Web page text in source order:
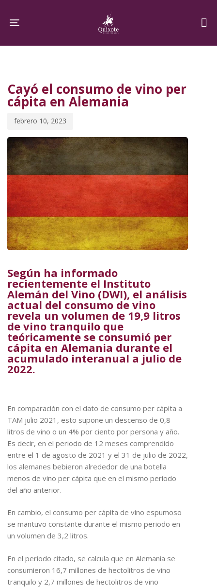
links
content
Toggle navigation
Cayó el consumo de vino per
cápita en Alemania
febrero 10, 2023
Según ha informado
recientemente el Instituto
Alemán del Vino (DWI), el análisis
actual del consumo de vino
revela un volumen de 19,9 litros
de vino tranquilo que
teóricamente se consumió per
cápita en Alemania durante el
acumulado interanual a julio de
2022.
En comparación con el dato de consumo per cápita a
TAM julio 2021, esto supone un descenso de 0,8
litros de vino o un 4% por ciento por persona y año.
Es decir, en el periodo de 12 meses comprendido
entre el 1 de agosto de 2021 y el 31 de julio de 2022,
los alemanes bebieron alrededor de una botella
menos de vino per cápita que en el mismo periodo
del año anterior.
En cambio, el consumo per cápita de vino espumoso
se mantuvo constante durante el mismo periodo en
un volumen de 3,2 litros.
En el periodo citado, se calcula que en Alemania se
consumieron 16,7 millones de hectolitros de vino
tranquilo y 2,7 millones de hectolitros de vino